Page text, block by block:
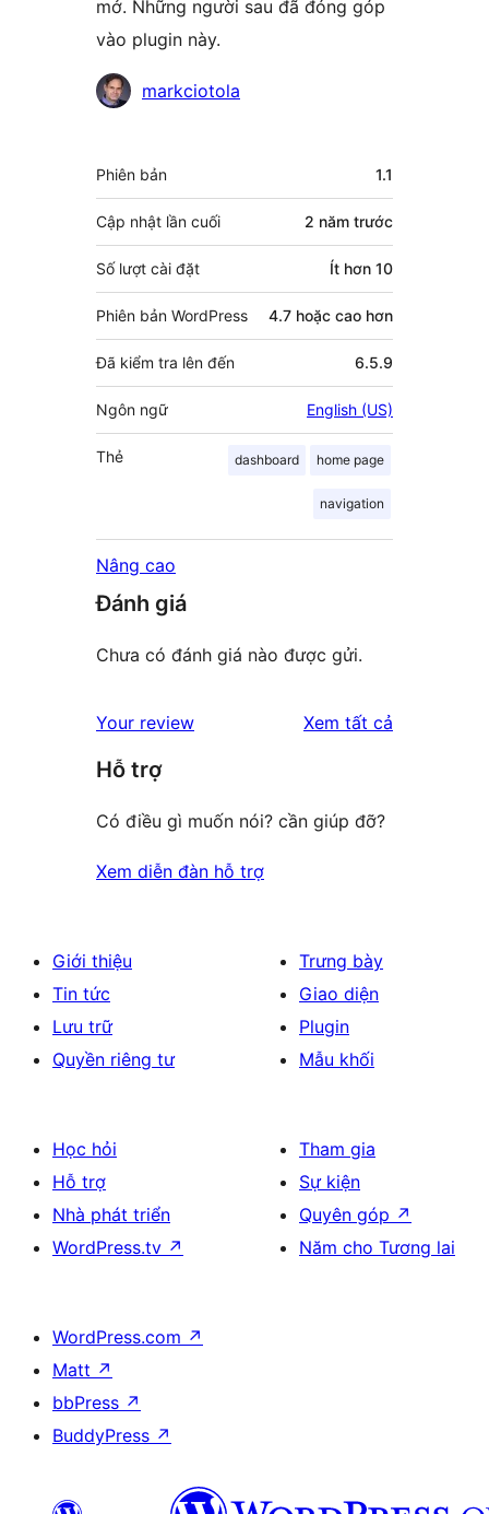
mở. Những người sau đã đóng góp
vào plugin này.
Những
góp
markciotola
Meta
Phiên bản 1.1
Cập nhật lần cuối 2 năm trước
Số lượt cài đặt Ít hơn 10
Phiên bản WordPress 4.7 hoặc cao hơn
Đã kiểm tra lên đến 6.5.9
Ngôn ngữ English (US)
Thẻ dashboard home page
navigation
Nâng cao
Đánh giá
Chưa có đánh giá nào được gửi.
Your review Xem tất cả
Hỗ trợ
Có điều gì muốn nói? cần giúp đỡ?
Xem diễn đàn hỗ trợ
Giới thiệu
Tin tức
Lưu trữ
Quyền riêng tư
Trưng bày
Giao diện
Plugin
Mẫu khối
Học hỏi
Hỗ trợ
Nhà phát triển
WordPress.tv ↗
Tham gia
Sự kiện
Quyên góp ↗
Năm cho Tương lai
WordPress.com ↗
Matt ↗
bbPress ↗
BuddyPress ↗